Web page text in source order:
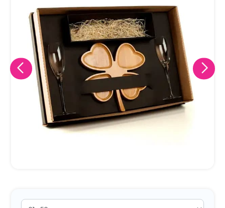
Eu concordo em receber comunicações.
A nossa empresa está comprometida a proteger e respeitar
sua privacidade, utilizaremos seus dados apenas para fins
de marketing. Você pode alterar suas preferências a
qualquer momento.
Iniciar conversa